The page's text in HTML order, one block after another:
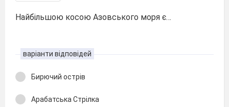
Найбільшою косою Азовського моря є…
варіанти відповідей
Бирючий острів
Арабатська Стрілка